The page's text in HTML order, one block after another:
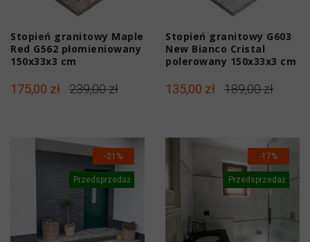
Stopień granitowy Maple
Red G562 płomieniowany
150x33x3 cm
175,00 zł 239,00 zł
Stopień granitowy G603
New Bianco Cristal
polerowany 150x33x3 cm
135,00 zł 189,00 zł
-21%
Przedsprzedaż
-17%
Przedsprzedaż